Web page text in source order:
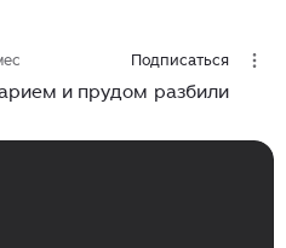
Подписаться
и прудом разбили